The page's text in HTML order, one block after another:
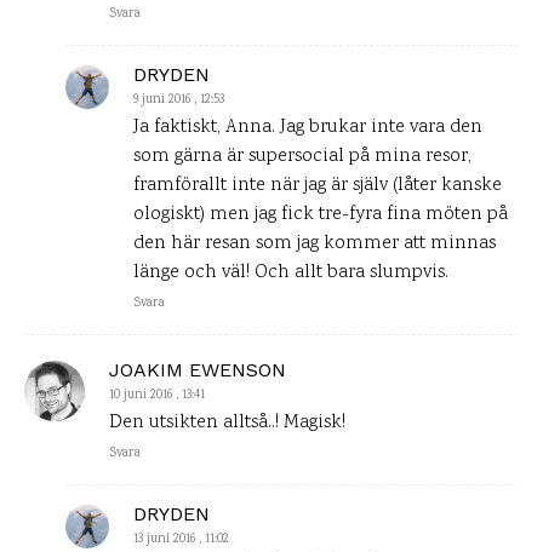
Svara
DRYDEN
9 juni 2016 , 12:53
Ja faktiskt, Anna. Jag brukar inte vara den
som gärna är supersocial på mina resor,
framförallt inte när jag är själv (låter kanske
ologiskt) men jag fick tre-fyra fina möten på
den här resan som jag kommer att minnas
länge och väl! Och allt bara slumpvis.
Svara
JOAKIM EWENSON
10 juni 2016 , 13:41
Den utsikten alltså..! Magisk!
Svara
DRYDEN
13 juni 2016 , 11:02